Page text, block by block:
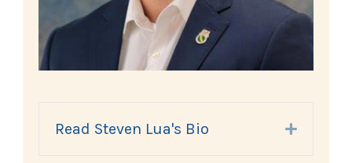
Read Steven Lua's Bio Expand